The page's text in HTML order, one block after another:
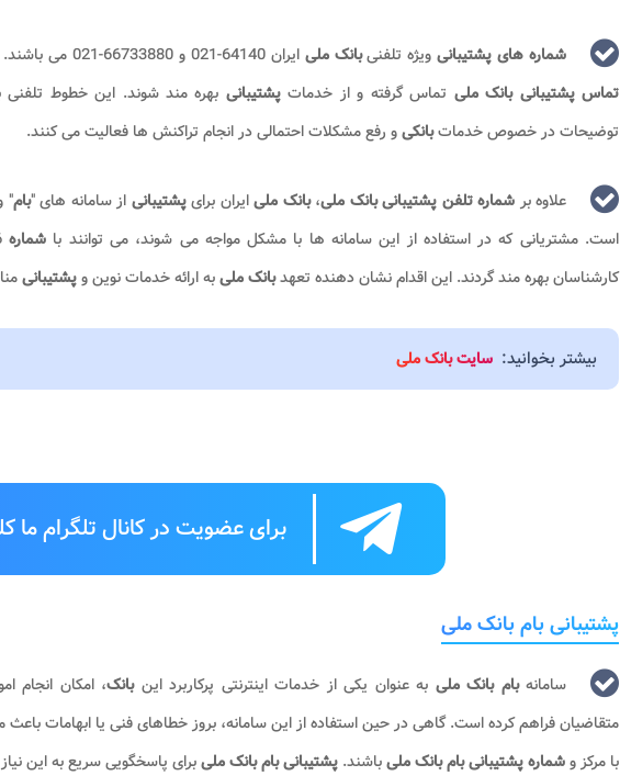
شماره های پشتیبانی ویژه تلفنیبانک ملیایران 64140-021 و 66733880-021 می باشند. مشتریان می توانند در ساعات اداری با
تماس پشتیبانی بانک ملی تماس گرفته و از خدماتپشتیبانی بهره مند شوند. این خطوط تلفنی
توضیحات در خصوص خدماتبانکیو رفع مشکلات احتمالی در انجام تراکنش ها فعالیت می کنند.
علاوه بر شماره تلفن پشتیبانی بانک ملی،بانک ملیایران برایپشتیبانی از سامانه های "بام"
است. مشتریانی که در استفاده از این سامانه ها با مشکل مواجه می شوند، می توانند با شماره
کارشناسان بهره مند گردند. این اقدام نشان دهنده تعهدبانک ملیبه ارائه خدمات نوین وپشتیبانی
بیشتر بخوانید: سایت بانک ملی
برای عضویت در کانال تلگرام ما
پشتیبانی بام بانک ملی
سامانهبام بانک ملی به عنوان یکی از خدمات اینترنتی پرکاربرد اینبانک، امکان انجام
متقاضیان فراهم کرده است. گاهی در حین استفاده از این سامانه، بروز خطاهای فنی یا ابهامات
با مرکز وشماره پشتیبانی بام بانک ملیباشند. پشتیبانی بام بانک ملیبرای پاسخگویی سریع به این